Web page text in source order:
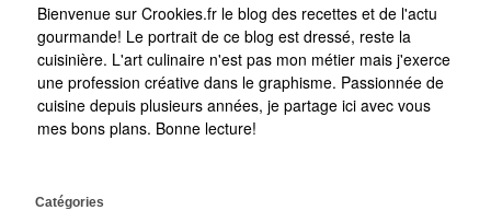
Bienvenue sur Crookies.fr le blog des recettes et de l'actu
gourmande! Le portrait de ce blog est dressé, reste la
cuisinière. L'art culinaire n'est pas mon métier mais j'exerce
une profession créative dans le graphisme. Passionnée de
cuisine depuis plusieurs années, je partage ici avec vous
mes bons plans. Bonne lecture!
Catégories